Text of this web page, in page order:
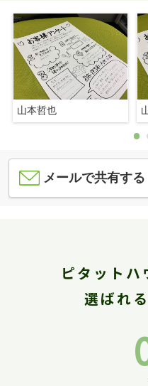
山本哲也
メールで共有する
ピタット
選ばれる